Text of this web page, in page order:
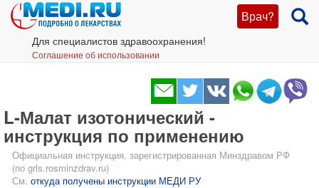
Врач?
Для специалистов здравоохранения!
Соглашение об использовании
L-Малат изотонический -
инструкция по применению
Официальная инструкция, зарегистрированная Минздравом РФ
(по grls.rosminzdrav.ru)
См. откуда получены инструкции МЕДИ РУ